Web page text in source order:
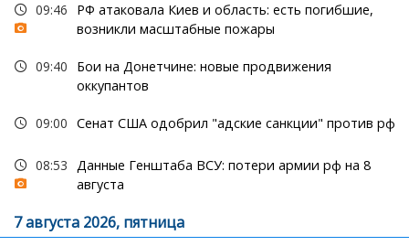
09:46
РФ атаковала Киев и область: есть погибшие,
возникли масштабные пожары
09:40
Бои на Донетчине: новые продвижения
оккупантов
09:00 Сенат США одобрил "адские санкции" против рф
08:53 Данные Генштаба ВСУ: потери армии рф на 8
августа
7 августа 2026, пятница